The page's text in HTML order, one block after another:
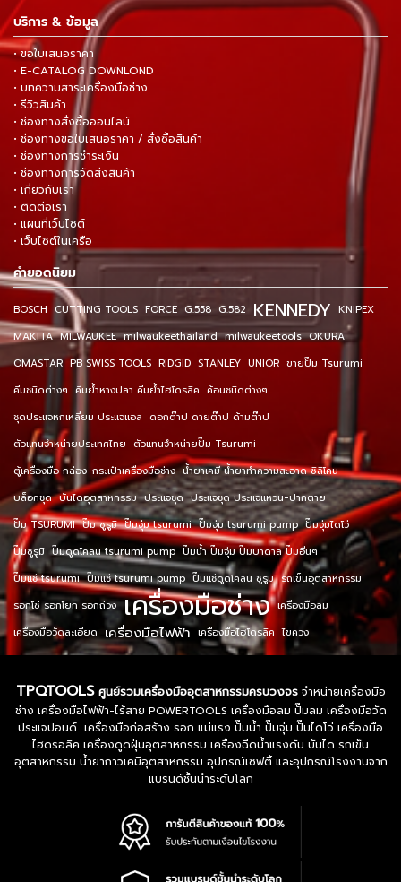
บริการ & ข้อมูล
• ขอใบเสนอราคา
• E-CATALOG DOWNLOND
• บทความสาระเครื่องมือช่าง
• รีวิวสินค้า
• ช่องทางสั่งซื้อออนไลน์
• ช่องทางขอใบเสนอราคา / สั่งซื้อสินค้า
• ช่องทางการชำระเงิน
• ช่องทางการจัดส่งสินค้า
• เกี่ยวกับเรา
• ติดต่อเรา
• แผนที่เว็บไซต์
• เว็บไซต์ในเครือ
คำยอดนิยม
BOSCH CUTTING TOOLS FORCE G.558 G.582 KENNEDY KNIPEX
MAKITA MILWAUKEE milwaukeethailand milwaukeetools OKURA
OMASTAR PB SWISS TOOLS RIDGID STANLEY UNIOR ขายปั๊ม Tsurumi
คีมชนิดต่างๆ คีมย้ำหางปลา คีมย้ำไฮโดรลิค ค้อนชนิดต่างๆ
ชุดประแจหกเหลี่ยม ประแจแอล ดอกต๊าป ดายต๊าป ด้ามต๊าป
ตัวแทนจำหน่ายประเทศไทย ตัวแทนจำหน่ายปั๊ม Tsurumi
ตู้เครื่องมือ กล่อง-กระเป๋าเครื่องมือช่าง น้ำยาเคมี น้ำยาทำความสะอาด ซิลิโคน
บล็อกชุด บันไดอุตสาหกรรม ประแจชุด ประแจชุด ประแจแหวน-ปากตาย
ปั๊ม TSURUMI ปั๊ม ซูรูมิ ปั๊มจุ่ม tsurumi ปั๊มจุ่ม tsurumi pump ปั๊มจุ่มไดโว่
ปั๊มซูรูมิ ปั๊มดูดโคลน tsurumi pump ปั๊มน้ำ ปั๊มจุ่ม ปั๊มบาดาล ปั๊มอื่นๆ
ปั๊มแช่ tsurumi ปั๊มแช่ tsurumi pump ปั๊มแช่ดูดโคลน ซูรูมิ รถเข็นอุตสาหกรรม
รอกโซ่ รอกโยก รอกถ่วง เครื่องมือช่าง เครื่องมือลม
เครื่องมือวัดละเอียด เครื่องมือไฟฟ้า เครื่องมือไฮโดรลิค ไขควง
TPQTOOLS ศูนย์รวมเครื่องมืออุตสาหกรรมครบวงจรจำหน่ายเครื่องมือ
ช่าง เครื่องมือไฟฟ้า-ไร้สาย POWERTOOLS เครื่องมือลม ปั๊มลม เครื่องมือวัด
ประแจปอนด์ เครื่องมือก่อสร้าง รอก แม่แรง ปั๊มน้ำ ปั๊มจุ่ม ปั๊มไดโว่ เครื่องมือ
ไฮดรอลิค เครื่องดูดฝุ่นอุตสาหกรรม เครื่องฉีดน้ำแรงดัน บันได รถเข็น
อุตสาหกรรม น้ำยากาวเคมีอุตสาหกรรม อุปกรณ์เซฟตี้ และอุปกรณ์โรงงานจาก
แบรนด์ชั้นนำระดับโลก